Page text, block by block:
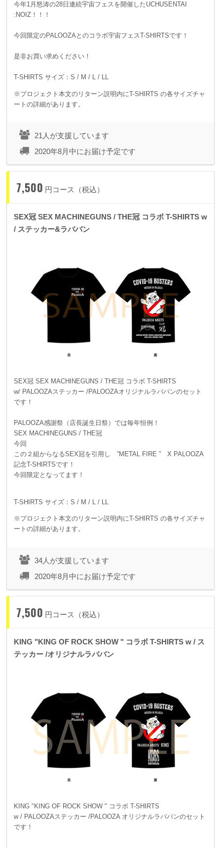
今年1月怒涛の28日連続宇宙フェスを開催したUCHUSENTAI
:NOIZ！！！
今回限定のPALOOZAとのコラボ宇宙フェスT-SHIRTSです！
是非お買い求めください！
T-SHIRTS サイズ：S / M / L / LL
※プロジェクト本文のリターン説明内にT-SHIRTS の各サイズチャ
ートの詳細があります。
21人が支援しています
2020年8月中にお届け予定です
7,500 円コース（税込）
SEX冠 SEX MACHINEGUNS / THE冠 コラボ T-SHIRTS w
/ ステッカー&ラババン
SEX冠 SEX MACHINEGUNS / THE冠 コラボ T-SHIRTS
w/ PALOOZAステッカー /PALOOZAオリジナルラババンのセット
です！
PALOOZA感謝祭（店長誕生日祭）では毎年恒例！
SEX MACHINEGUNS / THE冠
今回
この２組からなるSEX冠を引用し ”METAL FIRE ” X PALOOZA
記念T-SHIRTSです！
今回限定となってます！
T-SHIRTS サイズ：S / M / L / LL
※プロジェクト本文のリターン説明内にT-SHIRTS の各サイズチャ
ートの詳細があります。
34人が支援しています
2020年8月中にお届け予定です
7,500 円コース（税込）
KING "KING OF ROCK SHOW " コラボ T-SHIRTS w / ス
テッカー /オリジナルラババン
KING "KING OF ROCK SHOW " コラボ T-SHIRTS
w / PALOOZAステッカー /PALOOZA オリジナルラババンのセット
です！